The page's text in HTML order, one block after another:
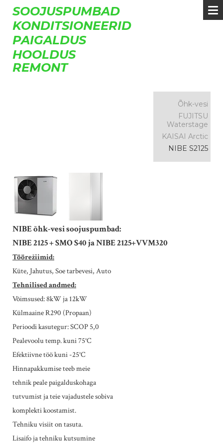
SOOJUSPUMBAD
KONDITSIONEERID
PAIGALDUS
HOOLDUS
REMONT
Õhk-vesi
FUJITSU
Waterstage
KAISAI Arctic
NIBE S2125
NIBE õhk-vesi soojuspumbad:
NIBE 2125 + SMO S40 ja NIBE 2125+VVM320
Töörežiimid:
Küte, Jahutus, Soe tarbevesi, Auto
Tehnilised andmed:
Võimsused: 8kW ja 12kW
Külmaaine R290 (Propaan)
Perioodi kasutegur: SCOP 5,0
Pealevoolu temp. kuni 75°C
Efektiivne töö kuni -25°C
Hinnapakkumise teeb meie
tehnik peale paigalduskohaga
tutvumist ja teie vajadustele sobiva
komplekti koostamist.
Tehniku visiit on tasuta.
Lisaifo ja tehniku kutsumine